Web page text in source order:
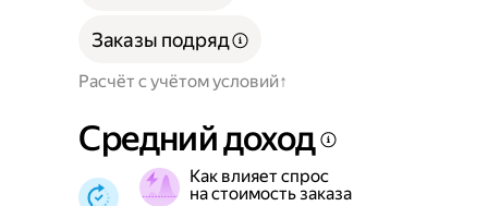
Расчёт с учётом условий
Заказы подряд
Средний доход
Как влияет спрос
на стоимость заказа